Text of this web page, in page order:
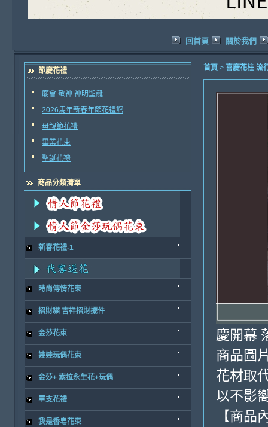
回首頁 關於我們
節慶花禮
廟會 敬神 神明聖誕
2026馬年新春年節花禮館
母親節花禮
畢業花束
聖誕花禮
商品分類清單
新春花禮-1
時尚傳情花束
招財貓 吉祥招財擺件
金莎花束
娃娃玩偶花束
金莎+ 索拉永生花+玩偶
單支花禮
我是香皂花束
首頁 > 喜慶花柱 流
慶開幕
商品圖
花材取
以不影
【商品